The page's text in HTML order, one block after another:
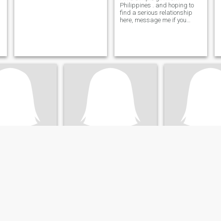
Philippines . and hoping to
find a serious relationship
here, message me if you